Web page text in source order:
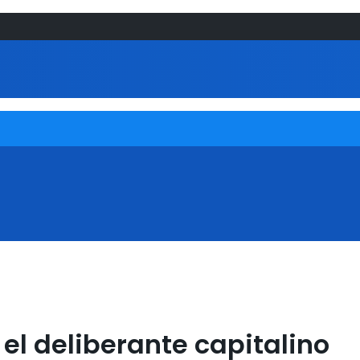
el deliberante capitalino